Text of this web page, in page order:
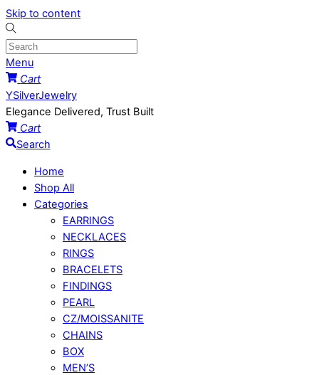
Skip to content
Menu
Cart
YSilverJewelry
Elegance Delivered, Trust Built
Cart
Search
Home
Shop All
Categories
EARRINGS
NECKLACES
RINGS
BRACELETS
FINDINGS
PEARL
CZ/MOISSANITE
CHAINS
BOX
MEN’S